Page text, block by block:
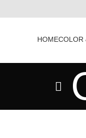
HOMECOLOR